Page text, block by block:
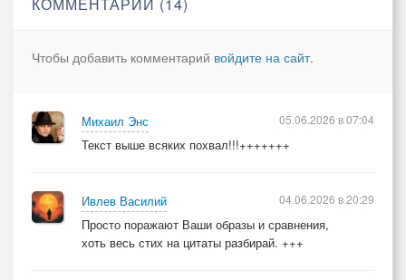
так же, как он обращался всё время со мной.
клин вышибает забитый в сознание клин:
мир подарил мне рубцы там, где были мои.
пусть плетут небылицы и сплетен силки за спиной.
Мне уже всё равно –
я растаял во тьме, став туманно – расплывчатой
Чтобы добавить комментарий войдите на сайт.
Михаил Энс
Текст выше всяких похвал!!!+++++++
05.06.2026 в 07:04
Ивлев Василий
Просто поражают Ваши образы и сравнения,
хоть весь стих на цитаты разбирай. +++
04.06.2026 в 20:29